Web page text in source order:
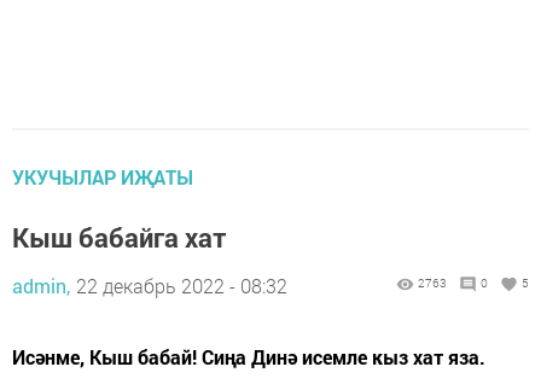
УКУЧЫЛАР ИҖАТЫ
Кыш бабайга хат
admin, 22 декабрь 2022 - 08:32 2763 0 5
Исәнме, Кыш бабай! Сиңа Динә исемле кыз хат яза.